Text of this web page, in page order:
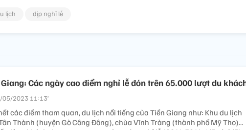
lịch dịp nghỉ lễ
Các ngày cao điểm nghỉ lễ đón trên 65.000 lượt du
05/2023 11:13’
các điểm tham quan, du lịch nổi tiếng của Tiền Giang như: Khu du lịch
Thành (huyện Gò Công Đông), chùa Vĩnh Tràng (thành phố Mỹ Tho)...